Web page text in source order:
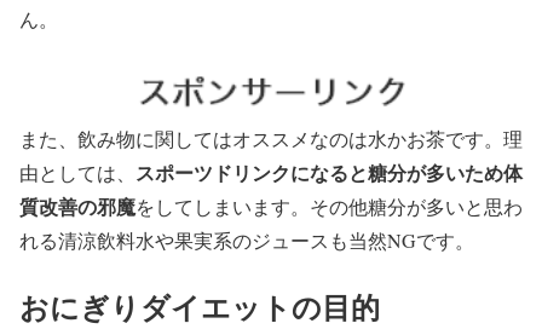
ん。
また、飲み物に関してはオススメなのは水かお茶です。理
由としては、 スポーツドリンクになると糖分が多いため体
質改善の邪魔をしてしまいます。その他糖分が多いと思わ
れる清涼飲料水や果実系のジュースも当然NGです。
おにぎりダイエットの目的